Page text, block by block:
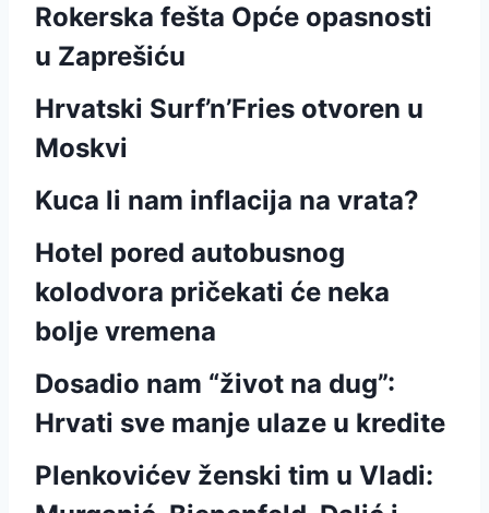
Rokerska fešta Opće opasnosti
u Zaprešiću
Hrvatski Surf’n’Fries otvoren u
Moskvi
Kuca li nam inflacija na vrata?
Hotel pored autobusnog
kolodvora pričekati će neka
bolje vremena
Dosadio nam “život na dug”:
Hrvati sve manje ulaze u kredite
Plenkovićev ženski tim u Vladi: